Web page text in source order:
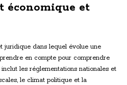
économique et
juridique dans lequel évolue une
en compte pour comprendre
les réglementations nationales et
le climat politique et la